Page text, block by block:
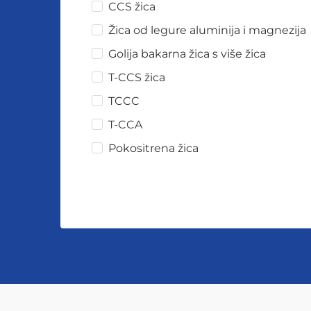
CCS žica
Žica od legure aluminija i magnezija
Golija bakarna žica s više žica
T-CCS žica
TCCC
T-CCA
Pokositrena žica